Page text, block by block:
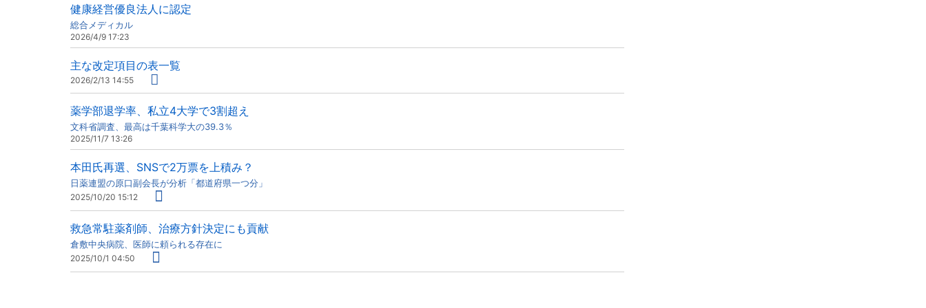
健康経営優良法人に認定
総合メディカル
2026/4/9 17:23
主な改定項目の表一覧
2026/2/13 14:55
薬学部退学率、私立4大学で3割超え
文科省調査、最高は千葉科学大の39.3％
2025/11/7 13:26
本田氏再選、SNSで2万票を上積み？
日薬連盟の原口副会長が分析「都道府県一つ分」
2025/10/20 15:12
救急常駐薬剤師、治療方針決定にも貢献
倉敷中央病院、医師に頼られる存在に
2025/10/1 04:50